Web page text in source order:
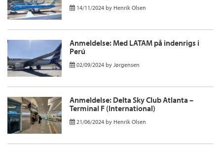
14/11/2024 by Henrik Olsen
Anmeldelse: Med LATAM på indenrigs i
Perú
02/09/2024 by Jørgensen
Anmeldelse: Delta Sky Club Atlanta –
Terminal F (International)
21/06/2024 by Henrik Olsen